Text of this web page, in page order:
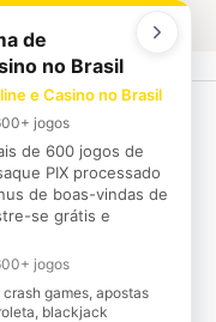
grátis e comece
de
no Brasil
e Casino no Brasil
jogos
de 600 jogos de
PIX processado
de boas-vindas de
se grátis e
jogos
games, apostas
blackjack